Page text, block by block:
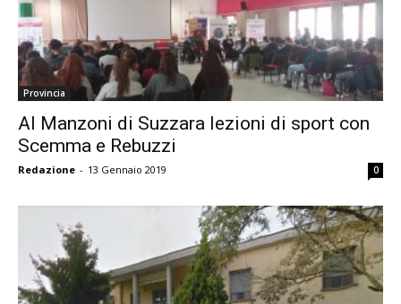
Provincia
Al Manzoni di Suzzara lezioni di sport con
Scemma e Rebuzzi
Redazione - 13 Gennaio 2019 0